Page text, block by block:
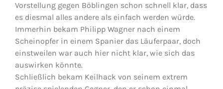
Vorstellung gegen Böblingen schon schnell klar, dass
es diesmal alles andere als einfach werden würde.
Immerhin bekam Philipp Wagner nach einem
Scheinopfer in einem Spanier das Läuferpaar, doch
einstweilen war auch hier nicht klar, wie sich das
auswirken könnte.
Schließlich bekam Keilhack von seinem extrem